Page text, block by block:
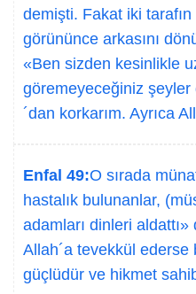
demişti. Fakat iki tarafın
görününce arkasını
«Ben sizden kesinlikle
göremeyeceğiniz
´dan korkarım. Ayrıca
Enfal 49:O sırada
hastalık bulunanlar,
adamları dinleri
Allah´a tevekkül ederse
güçlüdür ve hikmet